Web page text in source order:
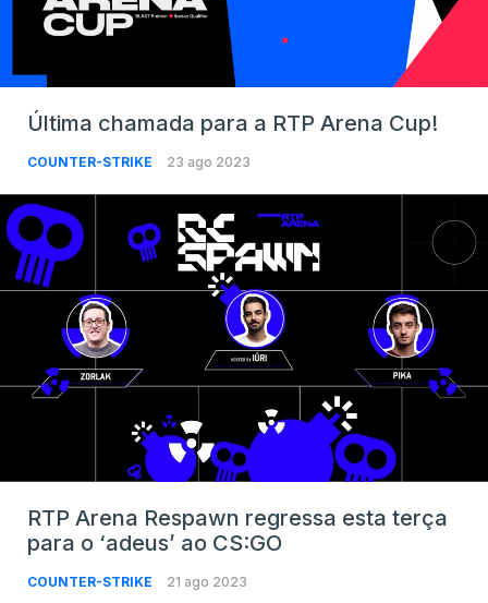
Última chamada para a RTP Arena Cup!
COUNTER-STRIKE 23 ago 2023
RTP Arena Respawn regressa esta terça
para o ‘adeus’ ao CS:GO
COUNTER-STRIKE 21 ago 2023